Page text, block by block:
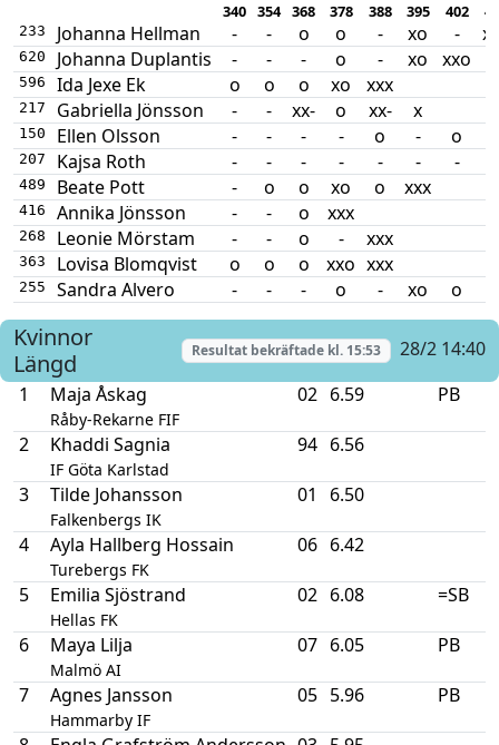
340 354 368 378 388 395 402
233 Johanna Hellman - - o o - xo -
620 Johanna Duplantis - - - o - xo xxo
596 Ida Jexe Ek o o o xo xxx
217 Gabriella Jönsson - - xx- o xx- x
150 Ellen Olsson - - - - o - o
207 Kajsa Roth - - - - - - -
489 Beate Pott - o o xo o xxx
416 Annika Jönsson - - o xxx
268 Leonie Mörstam - - o - xxx
363 Lovisa Blomqvist o o o xxo xxx
255 Sandra Alvero - - - o - xo o
Kvinnor
Längd
Resultat bekräftade kl. 15:53
28/2 14:40
1
Maja Åskag
Råby-Rekarne FIF
02 6.59 PB
2 Khaddi Sagnia
IF Göta Karlstad
94 6.56
3 Tilde Johansson
Falkenbergs IK
01 6.50
4 Ayla Hallberg Hossain
Turebergs FK
06 6.42
5 Emilia Sjöstrand
Hellas FK
02 6.08 =SB
6 Maya Lilja
Malmö AI
07 6.05 PB
7 Agnes Jansson
Hammarby IF
05 5.96 PB